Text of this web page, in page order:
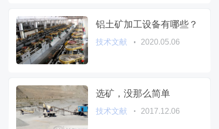
铝土矿加工设备有哪些？
技术文献 2020.05.06
选矿，没那么简单
技术文献 2017.12.06